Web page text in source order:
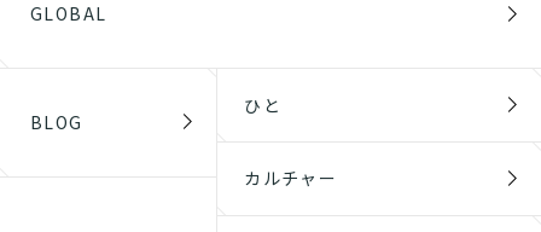
GLOBAL
BLOG
ひと
カルチャー